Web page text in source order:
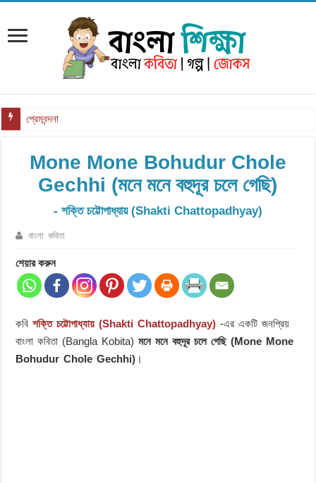
প্রেমবন্দনা
Mone Mone Bohudur Chole
Gechhi (মনে মনে বহুদূর চলে গেছি)
- শক্তি চট্টোপাধ্যায় (Shakti Chattopadhyay)
বাংলা কবিতা
শেয়ার করুন
কবিশক্তি চট্টোপাধ্যায় (Shakti Chattopadhyay) -এর একটি জনপ্রিয়
বাংলা কবিতা (Bangla Kobita)মনে মনে বহুদূর চলে গেছি (Mone Mone
Bohudur Chole Gechhi) ।